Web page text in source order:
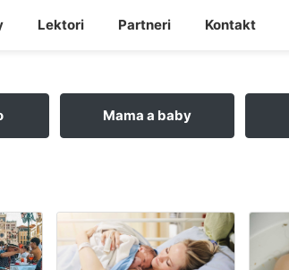
Lektori Partneri Kontakt
Mama a baby